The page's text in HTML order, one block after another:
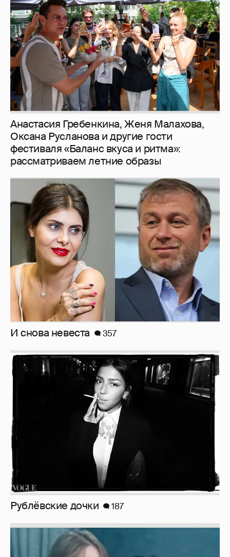
Анастасия Гребенкина, Женя Малахова,
Оксана Русланова и другие гости
фестиваля «Баланс вкуса и ритма»:
рассматриваем летние образы
И снова невеста 357
Рублёвские дочки 187